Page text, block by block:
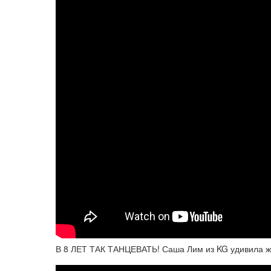
В 8 ЛЕТ ТАК ТАНЦЕВАТЬ! Саша Лим из KG удивила